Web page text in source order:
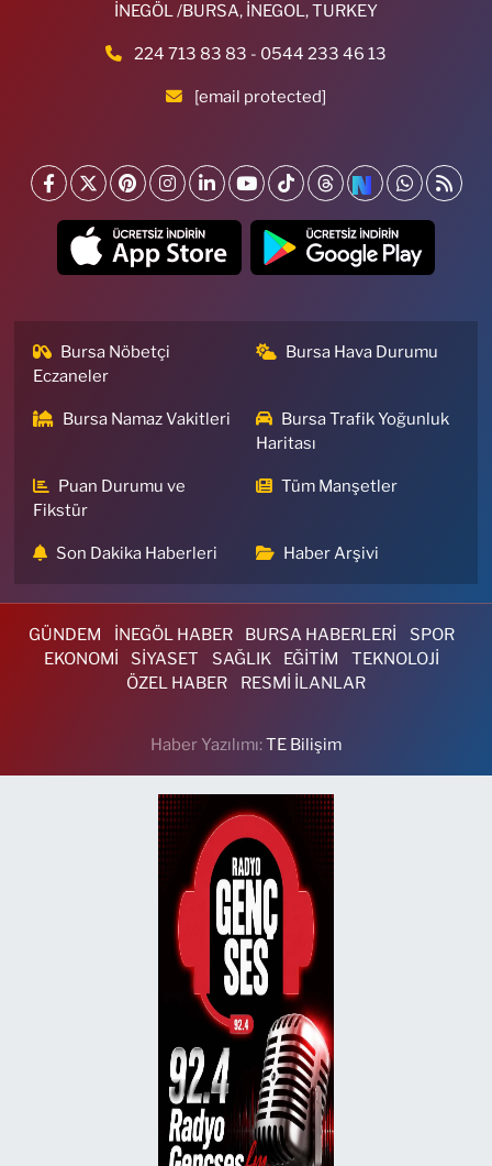
İNEGÖL /BURSA, İNEGOL, TURKEY
224 713 83 83 - 0544 233 46 13
[email protected]
Bursa Nöbetçi
Eczaneler
Bursa Hava Durumu
Bursa Namaz Vakitleri
Bursa Trafik Yoğunluk
Haritası
Puan Durumu ve
Fikstür
Tüm Manşetler
Son Dakika Haberleri Haber Arşivi
GÜNDEM İNEGÖL HABER BURSA HABERLERİ
SPOR
EKONOMİ
SİYASET SAĞLIK EĞİTİM
TEKNOLOJİ
ÖZEL HABER
RESMİ İLANLAR
Haber Yazılımı:TE Bilişim